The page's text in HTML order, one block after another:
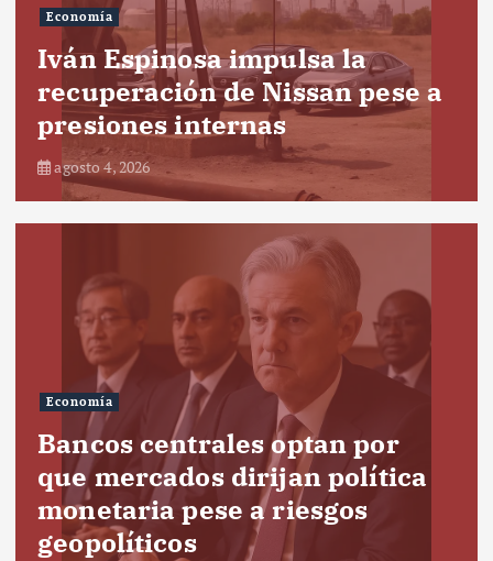
Economía
Iván Espinosa impulsa la
recuperación de Nissan pese a
presiones internas
agosto 4, 2026
Economía
Bancos centrales optan por
que mercados dirijan política
monetaria pese a riesgos
geopolíticos